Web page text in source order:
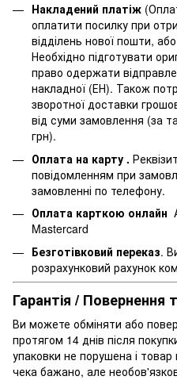
Накладений платіж
оплатити посилку при
відділень нової пошти,
Необхідно підготувати
право одержати
накладної (ЕН). Також
зворотної доставки
від суми замовлення (за
грн).
Оплата на карту .
повідомленням при
замовленні по телефону.
Оплата карткою онлайн
Mastercard
Безготівковий переказ.
розрахунковий рахунок
Гарантія / Повернення
Ви можете обміняти або
протягом 14 днів після
упаковки не порушена і
чека бажано, але